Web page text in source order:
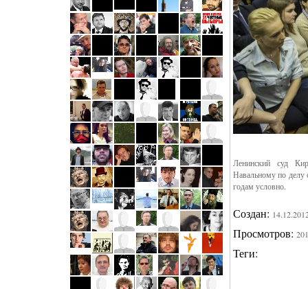
Ленинский суд
Навальному по делу
годам условно.
Создан:
Просмотров:
Теги: